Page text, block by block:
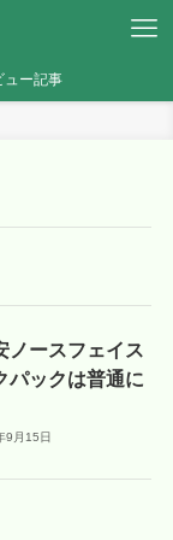
ュー記事
ノースフェイス
パックは普通に
9月15日